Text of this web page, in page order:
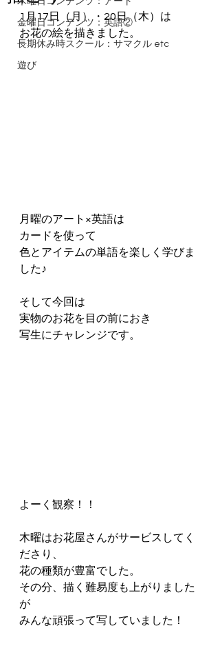
金曜日コンテンツ：英語②
長期休み時スクール：サマクル etc
遊び
1月17日（月）・20日（木）は
お花の絵を描きました。
月曜のアート×英語は
カードを使って
色とアイテムの単語を楽しく学びま
した♪
そして今回は
実物のお花を目の前におき
写生にチャレンジです。
よーく観察！！
木曜はお花屋さんがサービスしてく
ださり、
花の種類が豊富でした。
その分、描く難易度も上がりました
が
みんな頑張って写していました！